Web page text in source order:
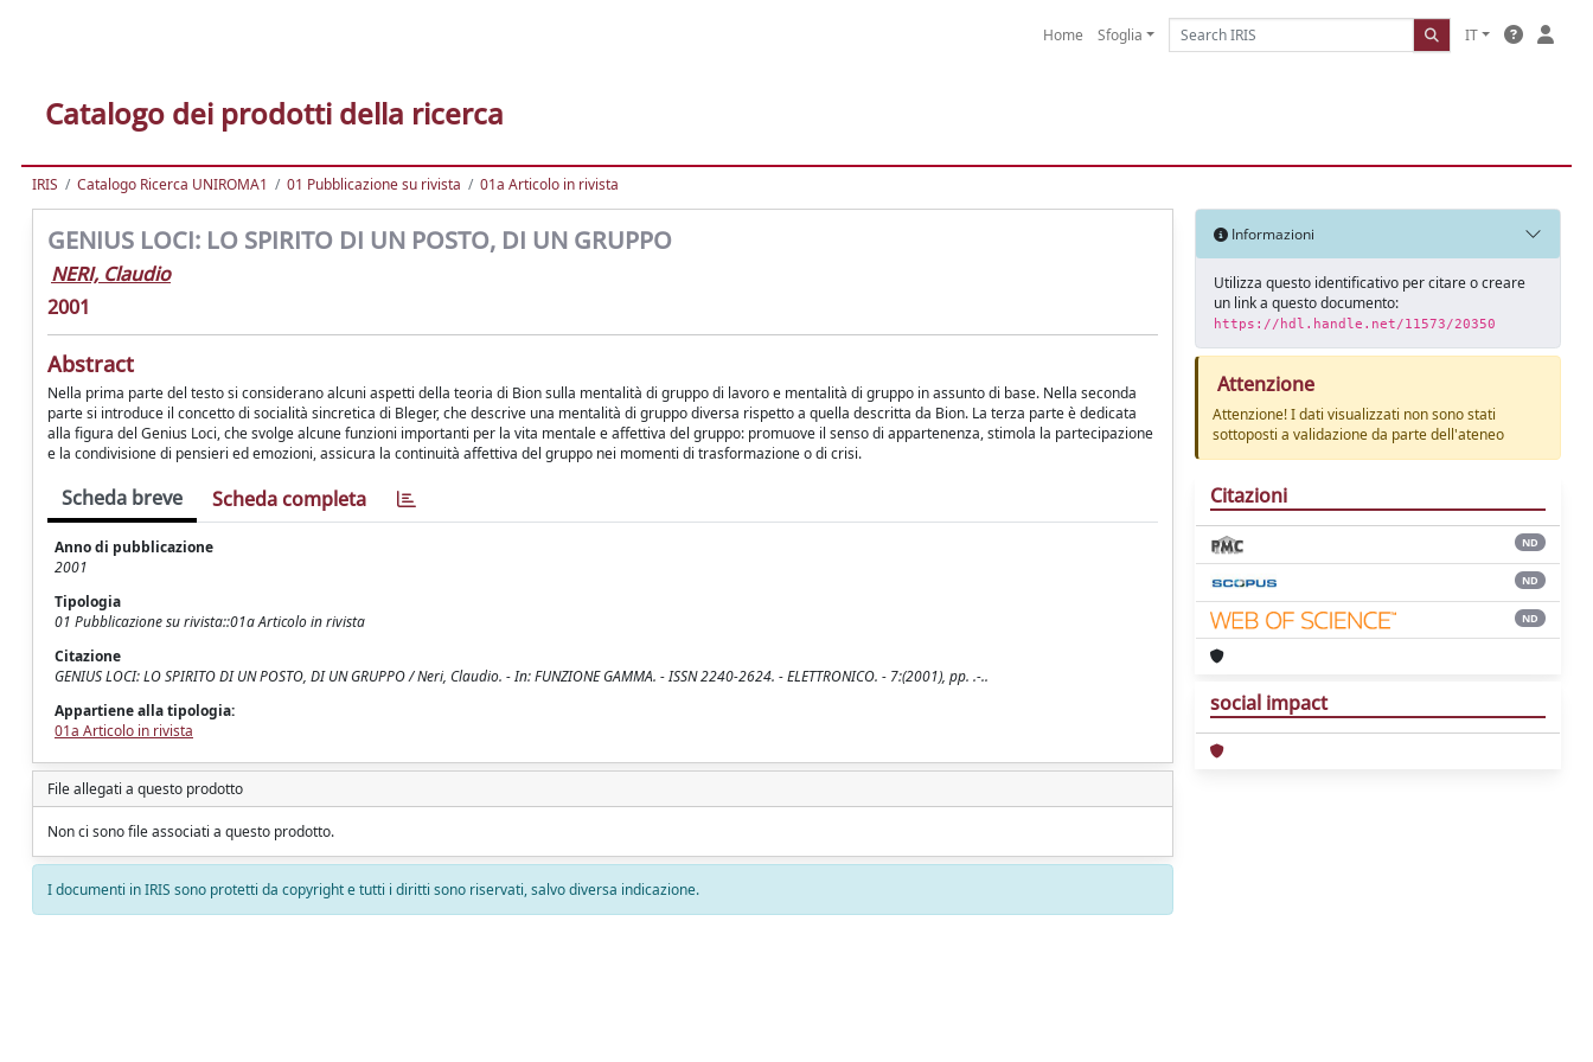
Home Sfoglia IT
Catalogo dei prodotti della ricerca
IRIS Catalogo Ricerca UNIROMA1 01 Pubblicazione su rivista 01a Articolo in rivista
GENIUS LOCI: LO SPIRITO DI UN POSTO, DI UN GRUPPO
NERI, Claudio
2001
Abstract
Nella prima parte del testo si considerano alcuni aspetti della teoria di Bion sulla mentalità di gruppo di lavoro e mentalità di gruppo in assunto di base. Nella seconda
parte si introduce il concetto di socialità sincretica di Bleger, che descrive una mentalità di gruppo diversa rispetto a quella descritta da Bion. La terza parte è dedicata
alla figura del Genius Loci, che svolge alcune funzioni importanti per la vita mentale e affettiva del gruppo: promuove il senso di appartenenza, stimola la partecipazione
e la condivisione di pensieri ed emozioni, assicura la continuità affettiva del gruppo nei momenti di trasformazione o di crisi.
Scheda breve Scheda completa
Anno di pubblicazione
2001
Tipologia
01 Pubblicazione su rivista::01a Articolo in rivista
Citazione
GENIUS LOCI: LO SPIRITO DI UN POSTO, DI UN GRUPPO / Neri, Claudio. - In: FUNZIONE GAMMA. - ISSN 2240-2624. - ELETTRONICO. - 7:(2001), pp. .-..
Appartiene alla tipologia:
01a Articolo in rivista
File allegati a questo prodotto
Non ci sono file associati a questo prodotto.
I documenti in IRIS sono protetti da copyright e tutti i diritti sono riservati, salvo diversa indicazione.
Informazioni
Utilizza questo identificativo per citare o creare
un link a questo documento:
https://hdl.handle.net/11573/20350
Attenzione
Attenzione! I dati visualizzati non sono stati
sottoposti a validazione da parte dell'ateneo
Citazioni
ND
ND
ND
social impact